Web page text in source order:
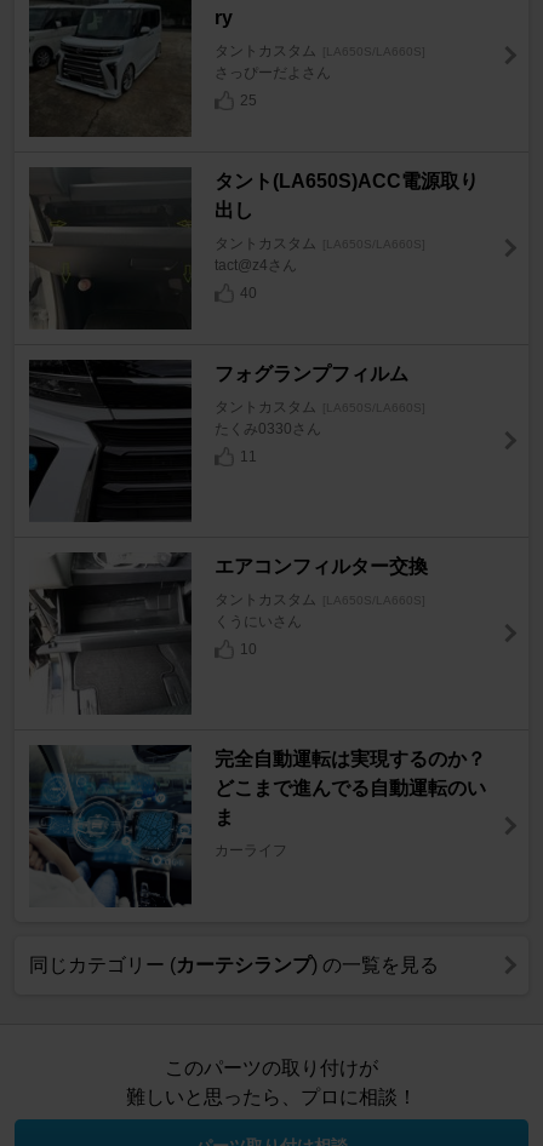
ry
タントカスタム [LA650S/LA660S]
さっぴーだよさん
25
タント(LA650S)ACC電源取り
出し
タントカスタム [LA650S/LA660S]
tact@z4さん
40
フォグランプフィルム
タントカスタム [LA650S/LA660S]
たくみ0330さん
11
エアコンフィルター交換
タントカスタム [LA650S/LA660S]
くうにいさん
10
完全自動運転は実現するのか？
どこまで進んでる自動運転のい
ま
カーライフ
同じカテゴリー (カーテシランプ) の一覧を見る
このパーツの取り付けが
難しいと思ったら、プロに相談！